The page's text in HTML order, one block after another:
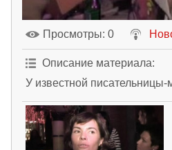
Просмотры: 0
Описание материала:
У известной